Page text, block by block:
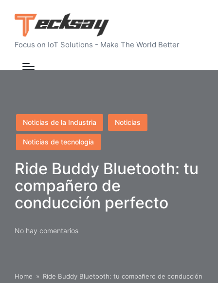
Focus on IoT Solutions - Make The World Better
Publicado
en
Noticias de la Industria Noticias
Noticias de tecnología
Ride Buddy Bluetooth: tu
compañero de
conducción perfecto
No hay comentarios
Home » Ride Buddy Bluetooth: tu compañero de conducción